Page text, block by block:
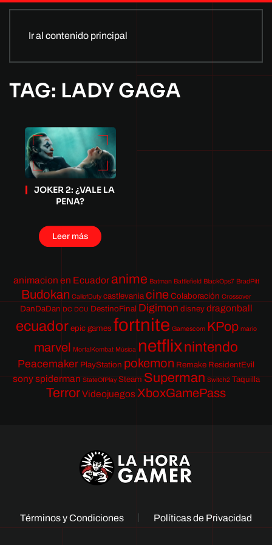
Ir al contenido principal
TAG: LADY GAGA
JOKER 2: ¿VALE LA
PENA?
Leer más
animacion en Ecuador anime Batman Battlefield BlackOps7 BradPitt
Budokan CallofDuty castlevania cine Colaboración Crossover
DanDaDan DC DCU DestinoFinal Digimon disney dragonball
ecuador epic games fortnite Gamescom KPop mario
marvel MortalKombat Música netflixnintendo
Peacemaker PlayStation pokemon Remake ResidentEvil
sonyspiderman StateOfPlay Steam Superman Switch2 Taquilla
TerrorVideojuegos XboxGamePass
Términos y Condiciones Políticas de Privacidad